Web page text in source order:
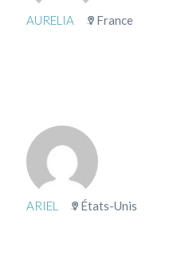
AURELIA France
ARIEL États-Unis